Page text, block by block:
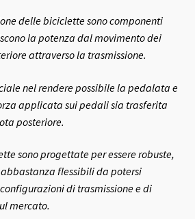
delle biciclette sono componenti
la potenza dal movimento dei
attraverso la trasmissione.
nel rendere possibile la pedalata e
applicata sui pedali sia trasferita
posteriore.
sono progettate per essere robuste,
flessibili da potersi
di trasmissione e di
mercato.